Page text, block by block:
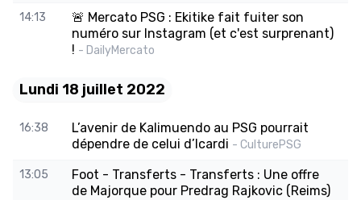
14:13
🚨 Mercato PSG : Ekitike fait fuiter son
numéro sur Instagram (et c'est surprenant)
! - DailyMercato
Lundi 18 juillet 2022
16:38
L’avenir de Kalimuendo au PSG pourrait
dépendre de celui d’Icardi - CulturePSG
13:05
Foot - Transferts - Transferts : Une offre
de Majorque pour Predrag Rajkovic (Reims)